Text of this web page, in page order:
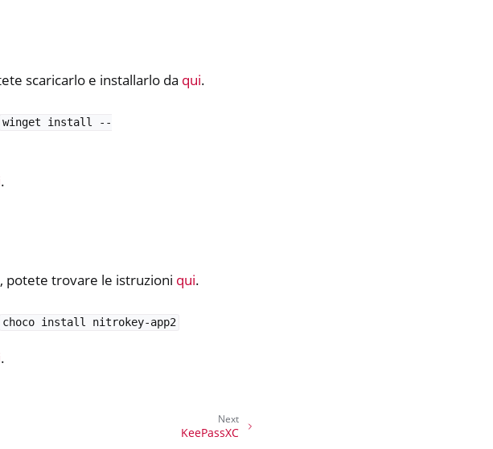
scaricarlo e installarlo da qui.
winget install
--
.
potete trovare le istruzioni qui.
choco install nitrokey-app2
.
Next
KeePassXC